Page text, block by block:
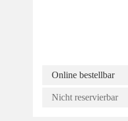
Online bestellbar
Nicht reservierbar